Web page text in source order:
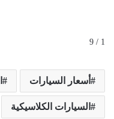
1 / 9
أسعار السيارات
السيارات ‏الكلاسيكية